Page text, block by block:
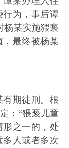
为，事后谭
杨某实施猥亵
最终被杨某
期徒刑。根
：“猥亵儿童
之一的，处
人或者多次